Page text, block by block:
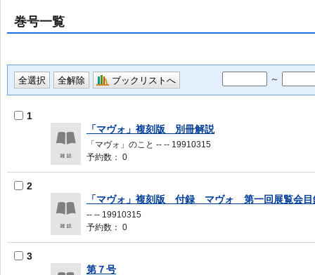
巻号一覧
ブックリストへ ～
1
「マヴォ」複刻版 別冊解説
「マヴォ」のこと -- -- 19910315
予約数： 0
2
「マヴォ」複刻版 付録 マヴォ 第一回展覧会目
-- -- 19910315
予約数： 0
3
第７号